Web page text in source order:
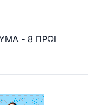
- 8 ΠΡΩΙ